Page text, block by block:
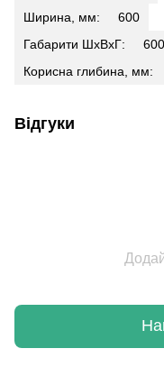
Ширина, мм:
600
Габарити ШхВхГ:
Корисна глибина, мм:
Відгуки